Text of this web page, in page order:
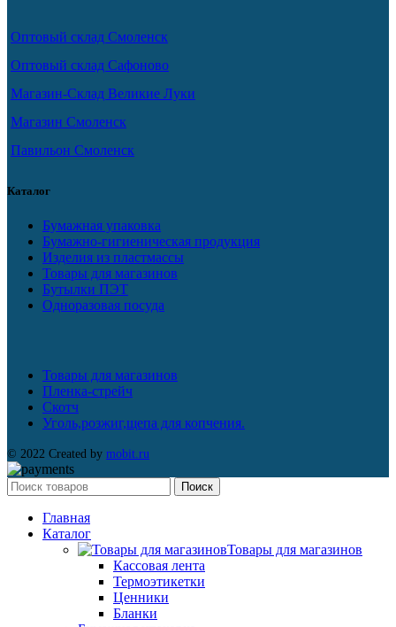
Оптовый склад Смоленск
Оптовый склад Сафоново
Магазин-Склад Великие Луки
Магазин Смоленск
Павильон Смоленск
Каталог
Бумажная упаковка
Бумажно-гигиеническая продукция
Изделия из пластмассы
Товары для магазинов
Бутылки ПЭТ
Одноразовая посуда
Товары для магазинов
Пленка-стрейч
Скотч
Уголь,розжиг,щепа для копчения.
© 2022 Created by mobit.ru
Поиск
Главная
Каталог
Товары для магазинов
Кассовая лента
Термоэтикетки
Ценники
Бланки